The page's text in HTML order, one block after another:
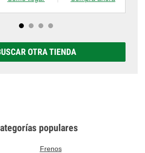
OTRA TIENDA
populares
Frenos